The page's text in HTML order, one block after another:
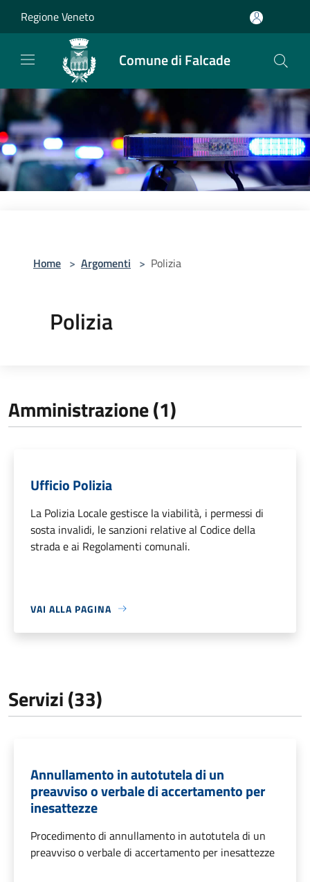
Regione Veneto
Comune di Falcade
Home > Argomenti > Polizia
Polizia
Amministrazione (1)
Ufficio Polizia
La Polizia Locale gestisce la viabilità, i permessi di
sosta invalidi, le sanzioni relative al Codice della
strada e ai Regolamenti comunali.
VAI ALLA PAGINA
Servizi (33)
Annullamento in autotutela di un
preavviso o verbale di accertamento per
inesattezze
Procedimento di annullamento in autotutela di un
preavviso o verbale di accertamento per inesattezze